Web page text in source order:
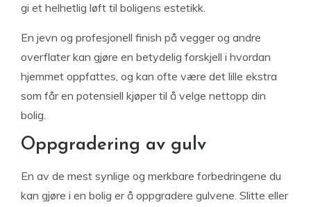
gi et helhetlig løft til boligens estetikk.
En jevn og profesjonell finish på vegger og andre
overflater kan gjøre en betydelig forskjell i hvordan
hjemmet oppfattes, og kan ofte være det lille ekstra
som får en potensiell kjøper til å velge nettopp din
bolig.
Oppgradering av gulv
En av de mest synlige og merkbare forbedringene du
kan gjøre i en bolig er å oppgradere gulvene. Slitte eller